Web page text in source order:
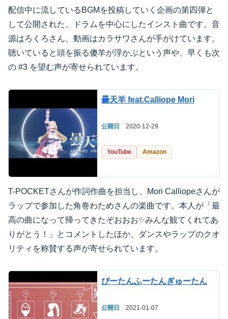
配信中に流しているBGMを投稿していく企画の第四弾と
して公開された、ドラムを中心にしたインスト曲です。音
源はろくろさん、動画はカラサワさんが手がけています。
聴いていると頭を振る傻羊が浮かぶという声や、早くも次
の #3 を望む声が寄せられています。
曇天羊 feat.Calliope Mori
公開日 2020-12-29
YouTube Amazon
T-POCKETさんが作詞作曲を担当し、Mori Calliopeさんが
ラップで参加した角巻わためさんの楽曲です。本人が「最
高の曲になって帰ってきたぞおおお✨みんな観てくれてあ
りがとう！」とコメントしたほか、ダンスやラップのクオ
リティを称賛する声が寄せられています。
ぴーたんふーたんぎゅーたん
公開日 2021-01-07